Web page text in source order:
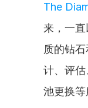
The
来，一
质的钻
计、评
池更换等